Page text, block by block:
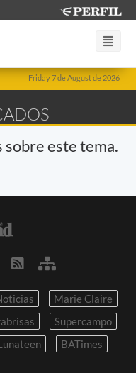
Friday 7 de August de 2026
sobre este tema.
Marie Claire
Supercampo
BATimes